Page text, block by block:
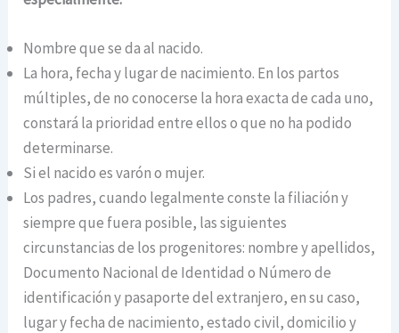
Nombre que se da al nacido.
La hora, fecha y lugar de nacimiento. En los partos
múltiples, de no conocerse la hora exacta de cada uno,
constará la prioridad entre ellos o que no ha podido
determinarse.
Si el nacido es varón o mujer.
Los padres, cuando legalmente conste la filiación y
siempre que fuera posible, las siguientes
circunstancias de los progenitores: nombre y apellidos,
Documento Nacional de Identidad o Número de
identificación y pasaporte del extranjero, en su caso,
lugar y fecha de nacimiento, estado civil, domicilio y